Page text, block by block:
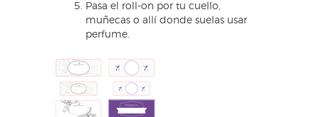
Pasa el roll-on por tu cuello,
muñecas o allí donde suelas usar
perfume.